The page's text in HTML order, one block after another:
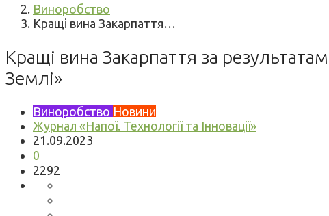
Виноробство
Кращі вина Закарпаття…
Кращі вина Закарпаття за
Землі»
Виноробство Новини
Журнал «Напої. Технології та Інновації»
21.09.2023
0
2292